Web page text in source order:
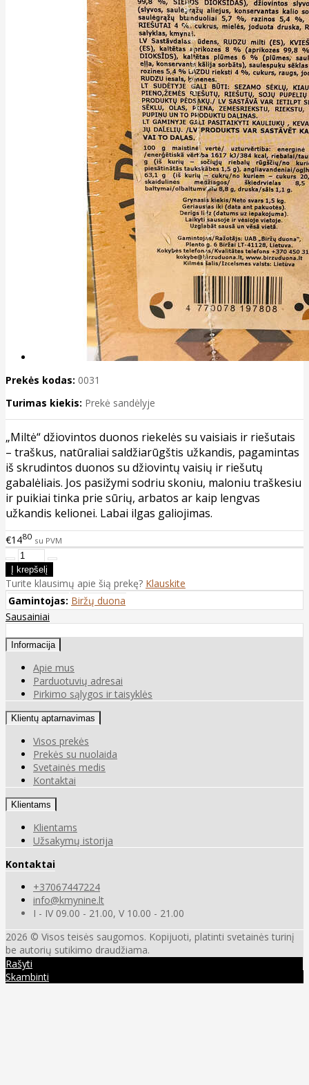
Prekės kodas: 0031
Turimas kiekis: Prekė sandėlyje
„Miltė“ džiovintos duonos riekelės su vaisiais ir riešutais
– traškus, natūraliai saldžiarūgštis užkandis, pagamintas
iš skrudintos duonos su džiovintų vaisių ir riešutų
gabalėliais. Jos pasižymi sodriu skoniu, maloniu traškesiu
ir puikiai tinka prie sūrių, arbatos ar kaip lengvas
užkandis kelionei. Labai ilgas galiojimas.
€1480 su PVM
Turite klausimų apie šią prekę? Klauskite
Gamintojas: Biržų duona
Sausainiai
Informacija
Apie mus
Parduotuvių adresai
Pirkimo sąlygos ir taisyklės
Klientų aptarnavimas
Visos prekės
Prekės su nuolaida
Svetainės medis
Kontaktai
Klientams
Klientams
Užsakymų istorija
Kontaktai
+37067447224
info@kmynine.lt
I - IV 09.00 - 21.00, V 10.00 - 21.00
2026 © Visos teisės saugomos. Kopijuoti, platinti svetainės turinį
be autorių sutikimo draudžiama.
Rašyti
Skambinti